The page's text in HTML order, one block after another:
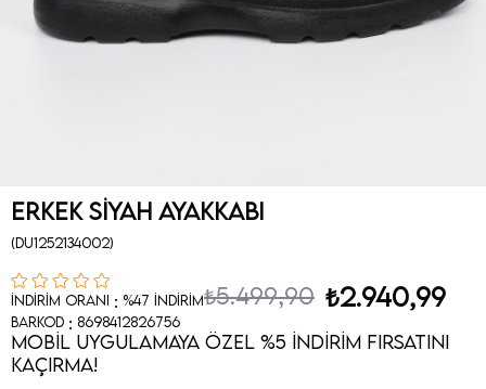
Erkek Siyah Ayakkabı
(DU1252134002)
İndirim Oranı : %47 İndirim₺5.499,90 ₺2.940,99
Barkod : 8698412826756
MOBİL UYGULAMAYA ÖZEL %5 İNDİRİM FIRSATINI
KAÇIRMA!